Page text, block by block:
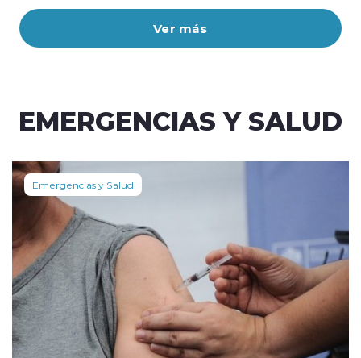
Ver más
EMERGENCIAS Y SALUD
Emergencias y Salud